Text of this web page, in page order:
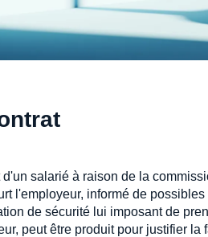
salarié à raison de la
l'employeur, informé de
de sécurité lui imposant de
peut être produit pour justifier